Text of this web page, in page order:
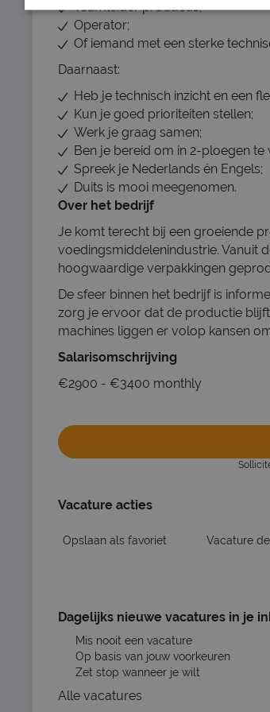
Teamleider productie;
Operator;
Of iemand met een sterke
Daarnaast:
Heb je technisch inzicht en een
Kun je goed prioriteiten stellen;
Werk je graag samen;
Ben je bereid om in 2-ploegen te
Spreek je Nederlands én Engels;
Duits is mooi meegenomen.
Over het bedrijf
Je komt terecht bij een groeiende
voedingsmiddelenindustrie. Vanuit
hoogwaardige verpakkingen
De sfeer binnen het bedrijf is
zorg je ervoor dat de productie
machines liggen er volop kansen
Salarisomschrijving
€2900 - €3400 monthly
Vacature acties
Opslaan als favoriet Vacature
Dagelijks nieuwe vacatures in je
Mis nooit een vacature
Op basis van jouw voorkeuren
Zet stop wanneer je wilt
Alle vacatures